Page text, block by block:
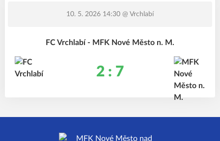
10. 5. 2026 14:30 @ Vrchlabí
FC Vrchlabí - MFK Nové Město n. M.
2 : 7